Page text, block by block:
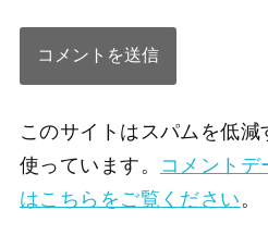
このサイトはスパムを低
使っています。 コメントデ
はこちらをご覧ください。